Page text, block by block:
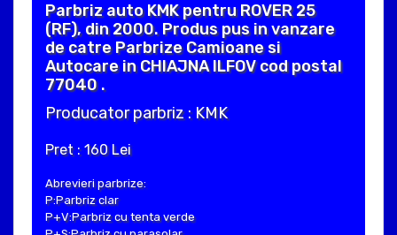
Parbriz auto KMK pentru ROVER 25
(RF), din 2000. Produs pus in vanzare
de catre Parbrize Camioane si
Autocare in CHIAJNA ILFOV cod postal
77040 .
Producator parbriz : KMK
Pret : 160 Lei
Abrevieri parbrize:
P:Parbriz clar
P+V:Parbriz cu tenta verde